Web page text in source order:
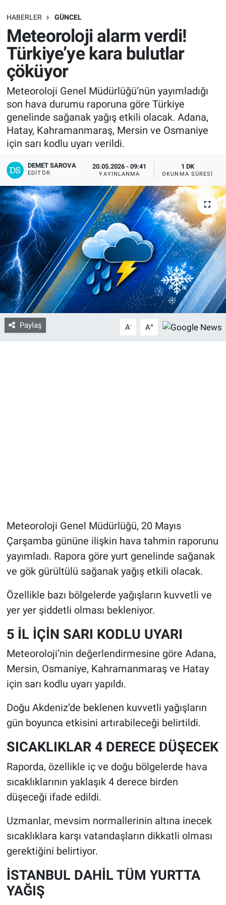
HABERLER GÜNCEL
Meteoroloji alarm verdi!
Türkiye’ye kara bulutlar
çöküyor
Meteoroloji Genel Müdürlüğü’nün yayımladığı
son hava durumu raporuna göre Türkiye
genelinde sağanak yağış etkili olacak. Adana,
Hatay, Kahramanmaraş, Mersin ve Osmaniye
için sarı kodlu uyarı verildi.
DEMET SAROVA
EDITÖR
20.05.2026 - 09:41
YAYINLANMA
1 DK
OKUNMA SÜRESI
Paylaş A- A+
Meteoroloji Genel Müdürlüğü, 20 Mayıs
Çarşamba gününe ilişkin hava tahmin raporunu
yayımladı. Rapora göre yurt genelinde sağanak
ve gök gürültülü sağanak yağış etkili olacak.
Özellikle bazı bölgelerde yağışların kuvvetli ve
yer yer şiddetli olması bekleniyor.
5 İL İÇİN SARI KODLU UYARI
Meteoroloji’nin değerlendirmesine göre Adana,
Mersin, Osmaniye, Kahramanmaraş ve Hatay
için sarı kodlu uyarı yapıldı.
Doğu Akdeniz’de beklenen kuvvetli yağışların
gün boyunca etkisini artırabileceği belirtildi.
SICAKLIKLAR 4 DERECE DÜŞECEK
Raporda, özellikle iç ve doğu bölgelerde hava
sıcaklıklarının yaklaşık 4 derece birden
düşeceği ifade edildi.
Uzmanlar, mevsim normallerinin altına inecek
sıcaklıklara karşı vatandaşların dikkatli olması
gerektiğini belirtiyor.
İSTANBUL DAHİL TÜM YURTTA
YAĞIŞ
SAĞLIK
EKONOMİ
EĞİTİM
ÖZEL HABER
Keşfet
ASTROLOJİ
MANŞET
RESMİ İLANLAR
İLAN
Bize ulaşın
İletişim/Künye
Yaşam
Gözden Kaçmasın